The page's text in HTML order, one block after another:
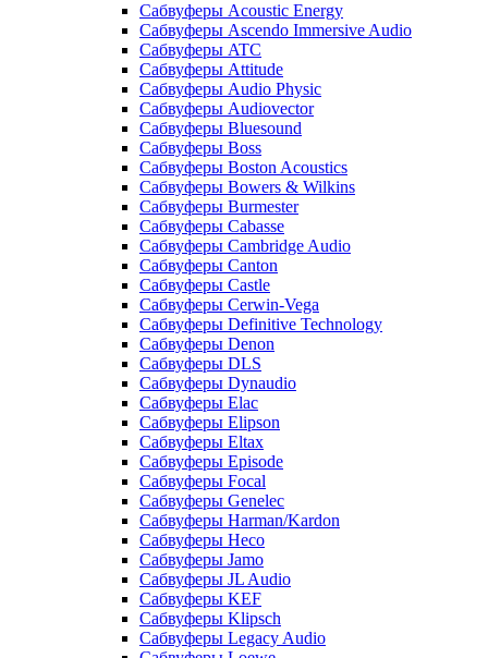
Сабвуферы Acoustic Energy
Сабвуферы Ascendo Immersive Audio
Сабвуферы ATC
Сабвуферы Attitude
Сабвуферы Audio Physic
Сабвуферы Audiovector
Сабвуферы Bluesound
Сабвуферы Boss
Сабвуферы Boston Acoustics
Сабвуферы Bowers & Wilkins
Сабвуферы Burmester
Сабвуферы Cabasse
Сабвуферы Cambridge Audio
Сабвуферы Canton
Сабвуферы Castle
Сабвуферы Cerwin-Vega
Сабвуферы Definitive Technology
Сабвуферы Denon
Сабвуферы DLS
Сабвуферы Dynaudio
Сабвуферы Elac
Сабвуферы Elipson
Сабвуферы Eltax
Сабвуферы Episode
Сабвуферы Focal
Сабвуферы Genelec
Сабвуферы Harman/Kardon
Сабвуферы Heco
Сабвуферы Jamo
Сабвуферы JL Audio
Сабвуферы KEF
Сабвуферы Klipsch
Сабвуферы Legacy Audio